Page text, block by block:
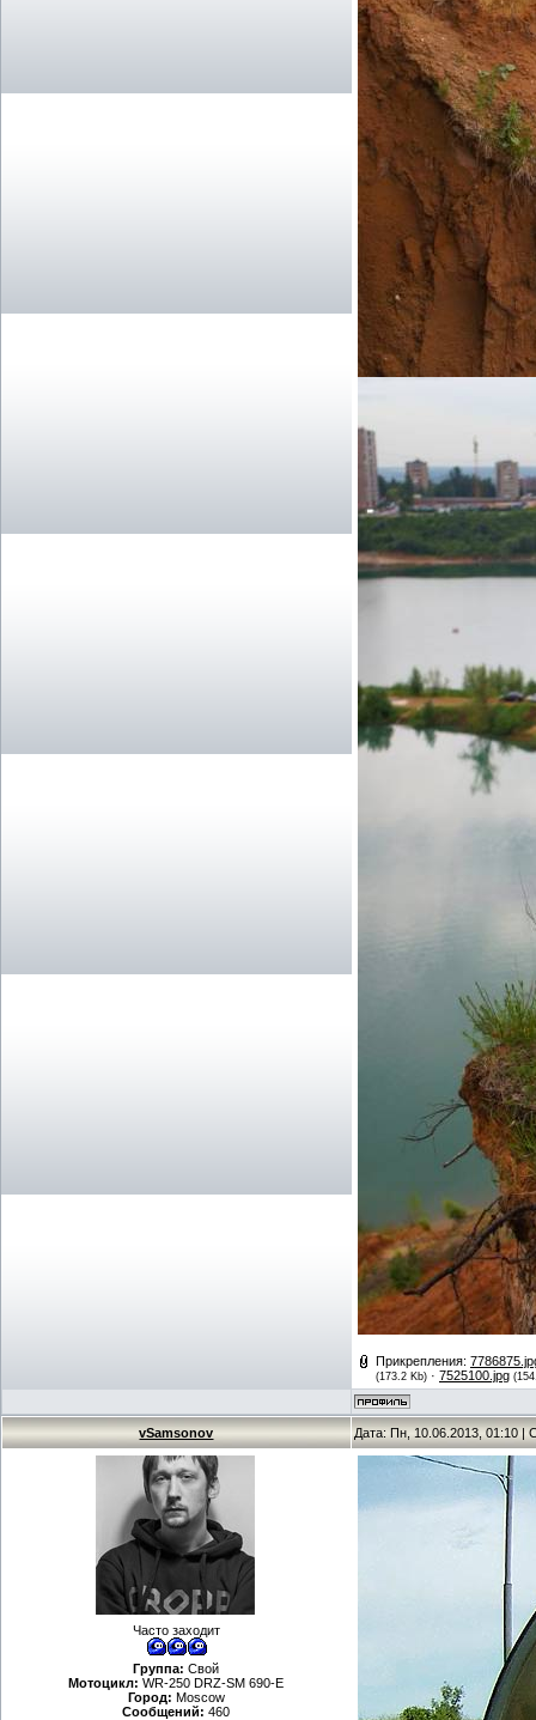
Прикрепления:
(173.2 Kb) · 7525100.jpg
vSamsonov Дата: Пн, 10.06.2013, 01:10 |
Часто заходит
Группа: Свой
Мотоцикл: WR-250 DRZ-SM 690-E
Город: Moscow
Сообщений: 460